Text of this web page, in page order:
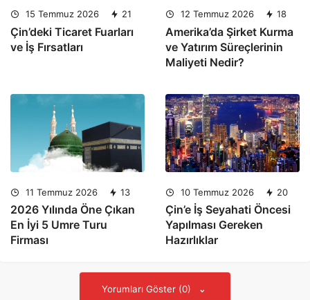
15 Temmuz 2026 21
Çin’deki Ticaret Fuarları
ve İş Fırsatları
12 Temmuz 2026 18
Amerika’da Şirket Kurma
ve Yatırım Süreçlerinin
Maliyeti Nedir?
11 Temmuz 2026 13
2026 Yılında Öne Çıkan
En İyi 5 Umre Turu
Firması
10 Temmuz 2026 20
Çin’e İş Seyahati Öncesi
Yapılması Gereken
Hazırlıklar
Yorumları Göster (0)